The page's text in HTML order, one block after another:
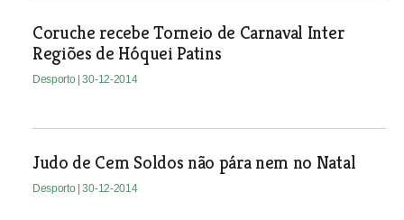
Coruche recebe Torneio de Carnaval Inter
Regiões de Hóquei Patins
Desporto | 30-12-2014
Judo de Cem Soldos não pára nem no Natal
Desporto | 30-12-2014